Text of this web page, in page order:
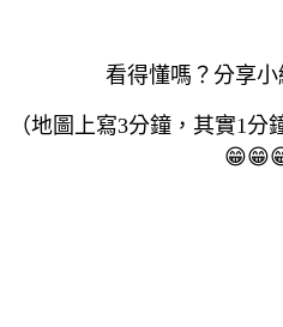
看得懂嗎？分享小
（地圖上寫3分鐘，其實1
😁😁